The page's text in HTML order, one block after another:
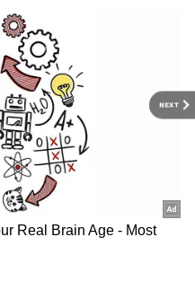
NEXT